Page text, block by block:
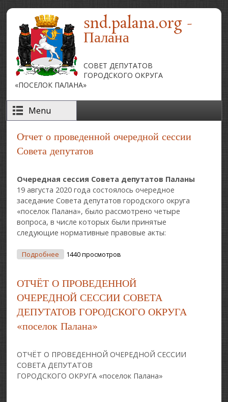
Перейти к основному содержаниюsnd.palana.org -
Палана
СОВЕТ ДЕПУТАТОВ
ГОРОДСКОГО ОКРУГА
«ПОСЕЛОК ПАЛАНА»
Menu
Отчет о проведенной очередной сессии
Совета депутатов
Очередная сессия Совета депутатов Паланы
19 августа 2020 года состоялось очередное
заседание Совета депутатов городского округа
«поселок Палана», было рассмотрено четыре
вопроса, в числе которых были принятые
следующие нормативные правовые акты:
Подробнее О Отчет О Проведенной Очередной Сессии
1440 просмотров
ОТЧЁТ О ПРОВЕДЕННОЙ
ОЧЕРЕДНОЙ СЕССИИ СОВЕТА
ДЕПУТАТОВ ГОРОДСКОГО ОКРУГА
«поселок Палана»
ОТЧЁТ О ПРОВЕДЕННОЙ ОЧЕРЕДНОЙ СЕССИИ
СОВЕТА ДЕПУТАТОВ
ГОРОДСКОГО ОКРУГА «поселок Палана»